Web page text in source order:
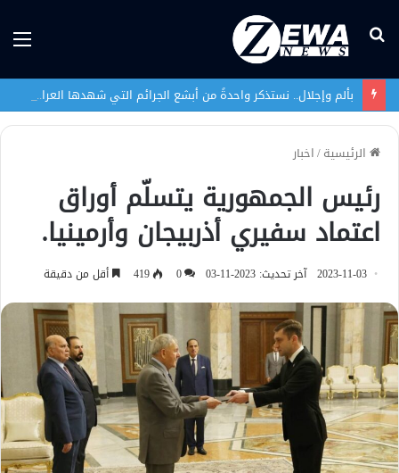
بحث
بألم وإجلال.. نستذكر واحدةً من أبشع الجرائم التي شهدها العراق في تاريخه الحديث
الرئيسية/اخبار
رئيس الجمهورية يتسلّم أوراق
اعتماد سفيري أذربيجان وأرمينيا.
2023-11-03 آخر تحديث: 2023-11-03 0
419 أقل من دقيقة